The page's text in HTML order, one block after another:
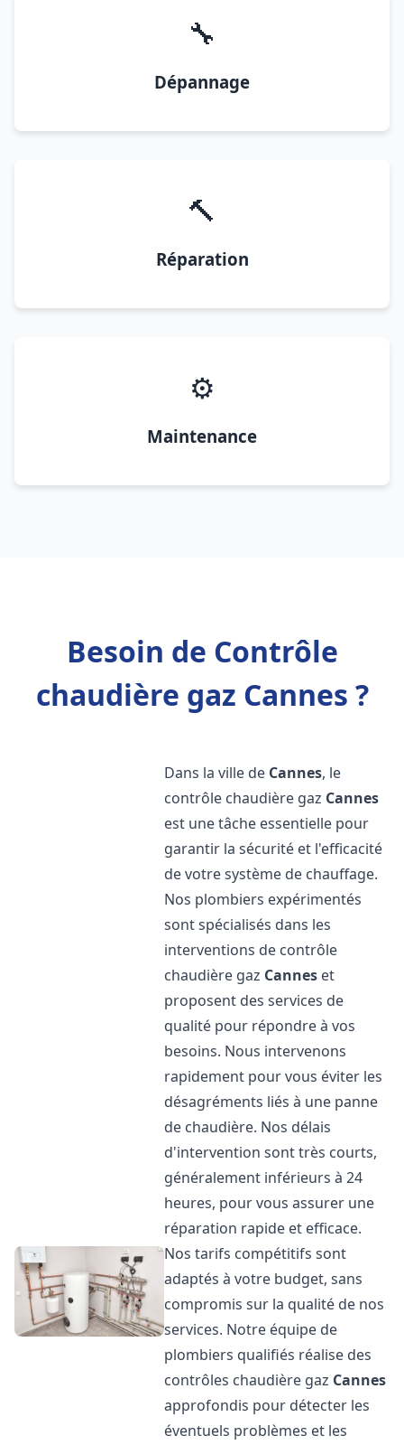
🔧
Dépannage
🔨
Réparation
⚙️
Maintenance
Besoin de Contrôle
chaudière gaz Cannes ?
Dans la ville de Cannes, le
contrôle chaudière gaz Cannes
est une tâche essentielle pour
garantir la sécurité et l'efficacité
de votre système de chauffage.
Nos plombiers expérimentés
sont spécialisés dans les
interventions de contrôle
chaudière gaz Cannes et
proposent des services de
qualité pour répondre à vos
besoins. Nous intervenons
rapidement pour vous éviter les
désagréments liés à une panne
de chaudière. Nos délais
d'intervention sont très courts,
généralement inférieurs à 24
heures, pour vous assurer une
réparation rapide et efficace.
Nos tarifs compétitifs sont
adaptés à votre budget, sans
compromis sur la qualité de nos
services. Notre équipe de
plombiers qualifiés réalise des
contrôles chaudière gaz Cannes
approfondis pour détecter les
éventuels problèmes et les